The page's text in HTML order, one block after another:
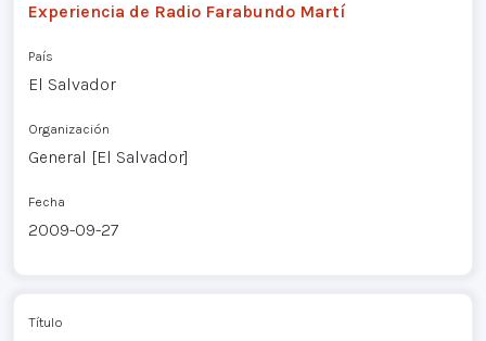
Experiencia de Radio Farabundo Martí
País
El Salvador
Organización
General [El Salvador]
Fecha
2009-09-27
Título